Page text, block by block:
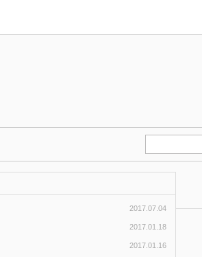
2017.07.04
2017.01.18
2017.01.16